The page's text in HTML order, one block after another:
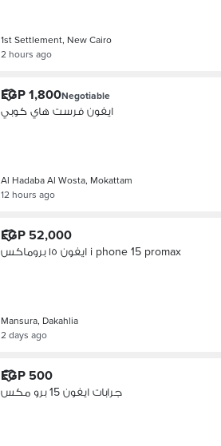
1st Settlement, New Cairo
2 hours ago
EGP 1,800Negotiable
ايفون فرست هاي كوبي
Al Hadaba Al Wosta, Mokattam
12 hours ago
EGP 52,000
ايفون ١٥ بروماكس i phone 15 promax
Mansura, Dakahlia
2 days ago
EGP 500
جرابات ايفون 15 برو مكس